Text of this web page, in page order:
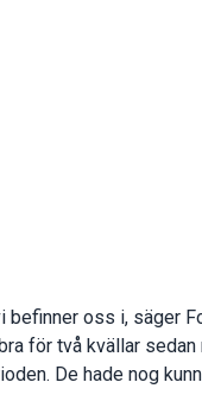
befinner oss i, säger
för två kvällar
De hade nog